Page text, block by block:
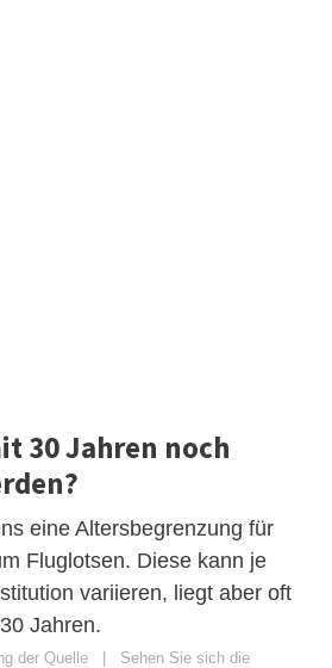
30 Jahren noch
eine Altersbegrenzung für
Fluglotsen. Diese kann je
variieren, liegt aber oft
Jahren.
der Quelle | Sehen Sie sich die